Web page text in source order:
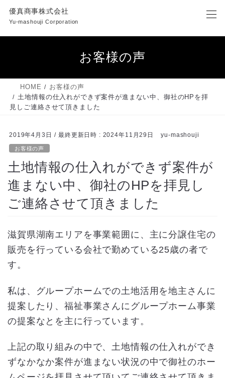
ン
キ
ー
に
優真商事株式会社
Yu-mashouji Corporation
お客様の声
HOME
お客様の声
土地情報の仕入れができず案件が進まない中、御社のHPを拝
見しご連絡させて頂きました
2019年4月3日 / 最終更新日時 : 2024年11月29日 yu-mashouji
お客様の声
土地情報の仕入れができず案件が
進まない中、御社のHPを拝見し
ご連絡させて頂きました
滋賀県湖南エリアを事業範囲に、主に分譲住宅の
販売を行っている会社で勤めている25歳の者で
す。
私は、グループホームでの土地活用を地主さんに
提案したり、福祉事業さんにグループホーム事業
の提案なとを主に行っています。
上記の取り組みの中で、土地情報の仕入れができ
ずなかなか案件が進まない状況の中で御社のホー